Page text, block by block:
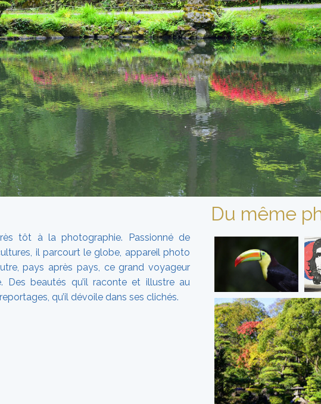
tôt à la photographie. Passionné de
il parcourt le globe, appareil photo
pays après pays, ce grand voyageur
Des beautés qu’il raconte et illustre au
qu’il dévoile dans ses clichés.
Du même